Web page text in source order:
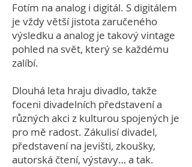
Fotím na analog i digitál. S digitálem
je vždy větší jistota zaručeného
výsledku a analog je takový vintage
pohled na svět, který se každému
zalíbí.
Dlouhá leta hraju divadlo, takže
foceni divadelních představení a
různých akci z kulturou spojených je
pro mě radost. Zákulisí divadel,
představení na jevišti, zkoušky,
autorská čtení, výstavy… a tak.